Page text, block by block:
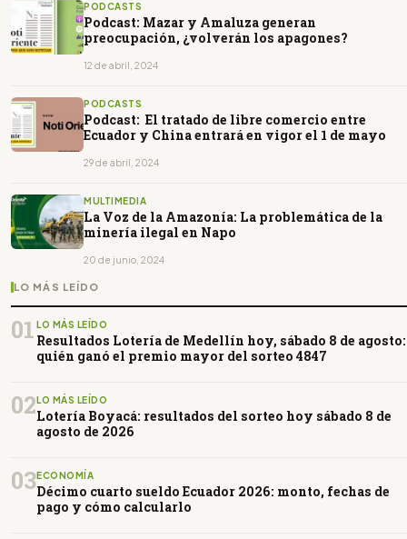
PODCASTS
Podcast: Mazar y Amaluza generan
preocupación, ¿volverán los apagones?
12 de abril, 2024
PODCASTS
Podcast: El tratado de libre comercio entre
Ecuador y China entrará en vigor el 1 de mayo
29 de abril, 2024
MULTIMEDIA
La Voz de la Amazonía: La problemática de la
minería ilegal en Napo
20 de junio, 2024
LO MÁS LEÍDO
01 LO MÁS LEÍDO
Resultados Lotería de Medellín hoy, sábado 8 de agosto:
quién ganó el premio mayor del sorteo 4847
02 LO MÁS LEÍDO
Lotería Boyacá: resultados del sorteo hoy sábado 8 de
agosto de 2026
03ECONOMÍA
Décimo cuarto sueldo Ecuador 2026: monto, fechas de
pago y cómo calcularlo